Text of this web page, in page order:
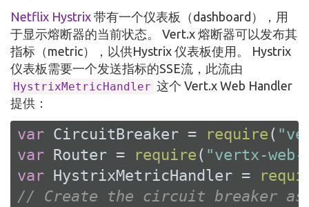
Netflix Hystrix 带有一个仪表板（dashboard），用
于显示熔断器的当前状态。 Vert.x 熔断器可以发布其
指标（metric），以供Hystrix 仪表板使用。 Hystrix
仪表板需要一个发送指标的SSE流，此流由
HystrixMetricHandler 这个 Vert.x Web Handler
提供：
var CircuitBreaker = require (
var Router = require ( "vertx-
var HystrixMetricHandler =
// Create the circuit breaker as